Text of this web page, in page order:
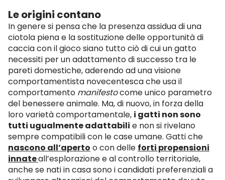
Le origini contano
In genere si pensa che la presenza assidua di una
ciotola piena e la sostituzione delle opportunità di
caccia con il gioco siano tutto ciò di cui un gatto
necessiti per un adattamento di successo tra le
pareti domestiche, aderendo ad una visione
comportamentista novecentesca che usa il
comportamento manifestocome unico parametro
del benessere animale. Ma, di nuovo, in forza della
loro varietà comportamentale, i gatti non sono
tutti ugualmente adattabili e non si rivelano
sempre compatibili con le case umane. Gatti che
nascono all’aperto o con delle forti propensioni
innateall’esplorazione e al controllo territoriale,
anche se nati in casa sono i candidati preferenziali a